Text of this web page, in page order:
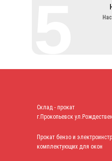
Прокат бензо и
комплектующих для окон
Склад - прокат
г.Прокопьевск